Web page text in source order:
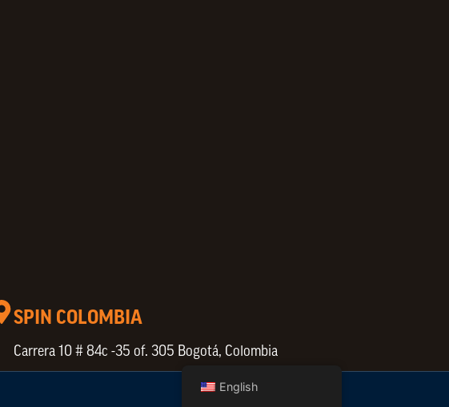
SPIN COLOMBIA
Carrera 10 # 84c -35 of. 305 Bogotá, Colombia
English